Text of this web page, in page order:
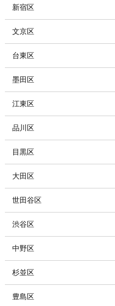
新宿区
文京区
台東区
墨田区
江東区
品川区
目黒区
大田区
世田谷区
渋谷区
中野区
杉並区
豊島区